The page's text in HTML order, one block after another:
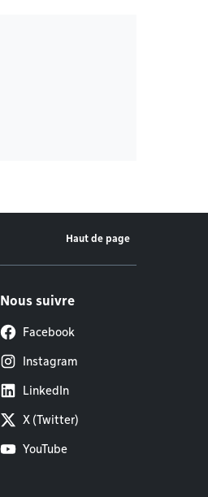
Haut de page
Nous suivre
Facebook
Instagram
LinkedIn
X (Twitter)
YouTube